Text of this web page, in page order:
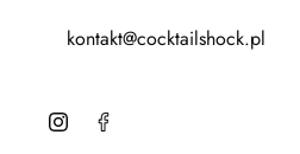
kontakt@cocktailshock.pl